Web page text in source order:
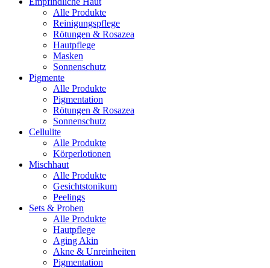
Alle Produkte
Reinigungspflege
Rötungen & Rosazea
Hautpflege
Masken
Sonnenschutz
Pigmente
Alle Produkte
Pigmentation
Rötungen & Rosazea
Sonnenschutz
Cellulite
Alle Produkte
Körperlotionen
Mischhaut
Alle Produkte
Gesichtstonikum
Peelings
Sets & Proben
Alle Produkte
Hautpflege
Aging Akin
Akne & Unreinheiten
Pigmentation